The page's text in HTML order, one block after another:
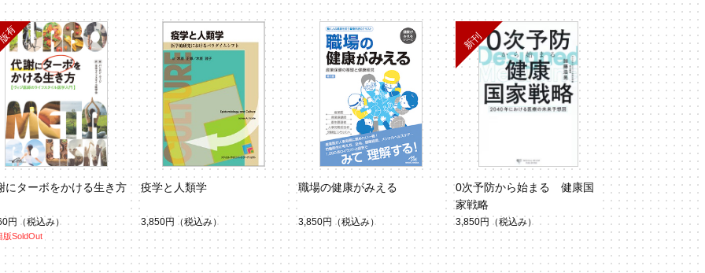
にターボをかける生き方
円 （税込み）
版SoldOut
疫学と人類学
3,850円 （税込み）
職場の健康がみえる
3,850円 （税込み）
0次予防から始まる 健康国
家戦略
3,850円 （税込み）